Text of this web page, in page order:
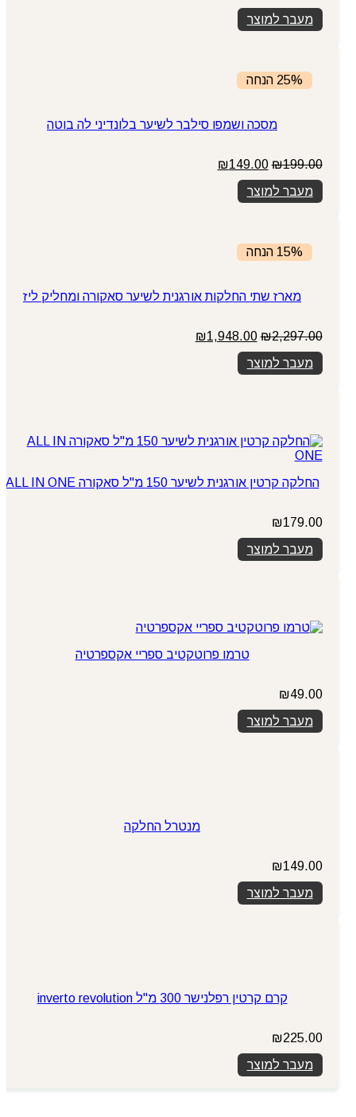
מעבר למוצר
25% הנחה
מסכה ושמפו סילבר לשיער בלונדיני לה בוטה
₪199.00
המחיר
המקורי
היה:
₪199.00.
₪149.00
מעבר למוצר
15% הנחה
מארז שתי החלקות אורגנית לשיער סאקורה ומחליק ליז
₪2,297.00
המחיר
המקורי
היה:
₪2,297.00.
₪1,948.00
מעבר למוצר
החלקה קרטין אורגנית לשיער 150 מ"ל סאקורה ALL IN ONE
₪179.00
מעבר למוצר
טרמו פרוטקטיב ספריי אקספרטיה
₪49.00
מעבר למוצר
מנטרל החלקה
₪149.00
מעבר למוצר
קרם קרטין רפלנישר 300 מ"ל inverto revolution
₪225.00
מעבר למוצר